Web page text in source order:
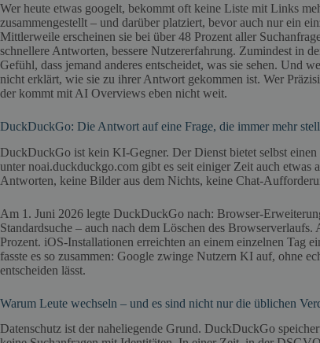
Wer heute etwas googelt, bekommt oft keine Liste mit Links
zusammengestellt – und darüber platziert, bevor auch nur ein
Mittlerweile erscheinen sie bei über 48 Prozent aller
schnellere Antworten, bessere Nutzererfahrung. Zumindest in
Gefühl, dass jemand anderes entscheidet, was sie sehen. Und
nicht erklärt, wie sie zu ihrer Antwort gekommen ist. Wer
der kommt mit AI Overviews eben nicht weit.
DuckDuckGo: Die Antwort auf eine Frage, die immer mehr
DuckDuckGo ist kein KI-Gegner. Der Dienst bietet selbst
unter noai.duckduckgo.com gibt es seit einiger Zeit auch
Antworten, keine Bilder aus dem Nichts, keine Chat-
Am 1. Juni 2026 legte DuckDuckGo nach: Browser-
Standardsuche – auch nach dem Löschen des
Prozent. iOS-Installationen erreichten an einem einzelnen Tag
fasste es so zusammen: Google zwinge Nutzern KI auf, ohne
entscheiden lässt.
Warum Leute wechseln – und es sind nicht nur die üblichen
Datenschutz ist der naheliegende Grund. DuckDuckGo